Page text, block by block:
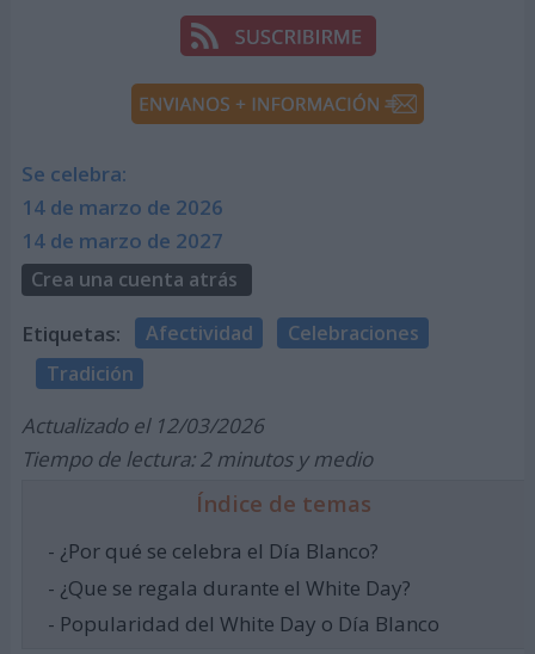
Se celebra:
14 de marzo de 2026
14 de marzo de 2027
Crea una cuenta atrás
Etiquetas: Afectividad
Celebraciones
Tradición
Actualizado el 12/03/2026
Tiempo de lectura: 2 minutos y medio
Índice de temas
- ¿Por qué se celebra el Día Blanco?
- ¿Que se regala durante el White Day?
- Popularidad del White Day o Día Blanco